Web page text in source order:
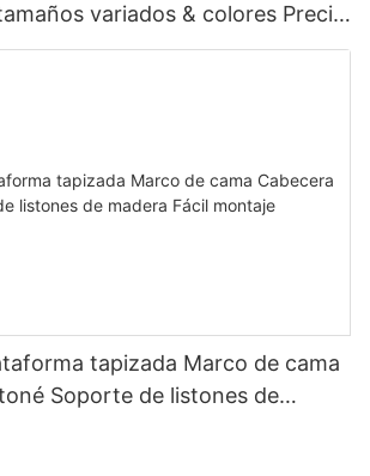
variados & colores Precio
JLH
tapizada Marco de cama
Soporte de listones de